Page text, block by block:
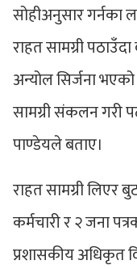
सोहीअनुसार गर्नका
राहत सामग्री
अन्योल सिर्जना
सामग्री संकलन गरी
पाण्डेयले बताए।
राहत सामग्री लिएर
कर्मचारी र २ जना
प्रशासकीय अधिकृत